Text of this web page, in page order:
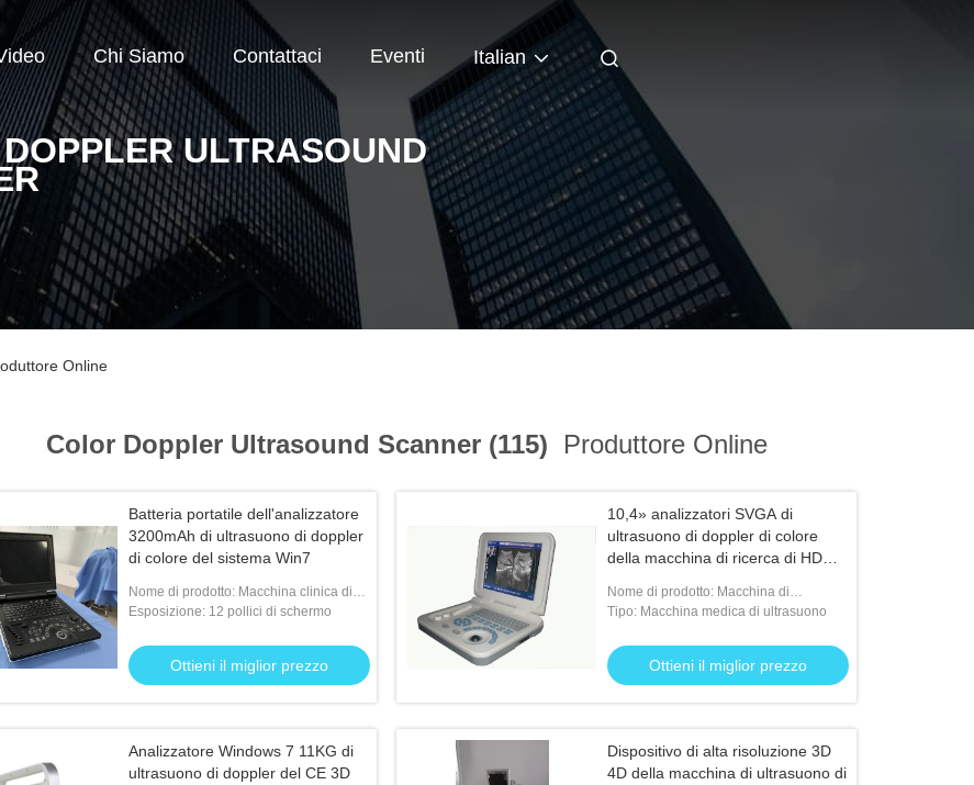
Chi Siamo Contattaci Eventi Italian
ULTRASOUND
Online
Color Doppler Ultrasound Scanner (115) Produttore Online
Batteria portatile dell'analizzatore
3200mAh di ultrasuono di doppler
di colore del sistema Win7
Nome di prodotto: Macchina clinica di
ultrasuono
Esposizione: 12 pollici di schermo
Ottieni il miglior prezzo
10,4» analizzatori SVGA di
ultrasuono di doppler di colore
della macchina di ricerca di HD
Nome di prodotto: Macchina di
ultrasuono di Digital
Tipo: Macchina medica di ultrasuono
Ottieni il miglior prezzo
Analizzatore Windows 7 11KG di
ultrasuono di doppler del CE 3D
Dispositivo di alta risoluzione 3D
4D della macchina di ultrasuono di